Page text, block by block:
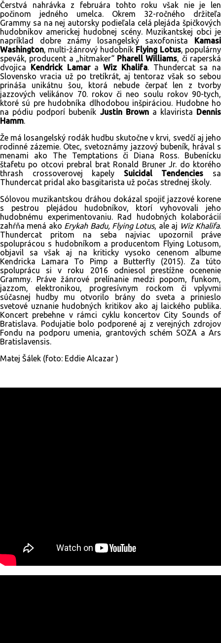
Čerstvá nahrávka z februára tohto roku však nie je len
počinom jedného umelca. Okrem 32-ročného držiteľa
Grammy sa na nej autorsky podieľala celá plejáda špičkových
hudobníkov americkej hudobnej scény. Muzikantskej obci je
napríklad dobre známy losangelský saxofonista
Kamasi
Washington, multi-žánrový hudobník Flying Lotus, populárny
spevák, producent a „hitmaker“ Pharell Williams, či raperská
dvojica
Kendrick Lamara Wiz Khalifa. Thundercat sa na
Slovensko vracia už po tretíkrát, aj tentoraz však so sebou
prináša unikátnu šou, ktorá nebude čerpať len z tvorby
jazzových velikánov 70. rokov či neo soulu rokov 90-tych,
ktoré sú pre hudobníka dlhodobou inšpiráciou. Hudobne ho
na pódiu podporí bubeník Justin Browna klavirista
Dennis
Hamm.
Že má losangelský rodák hudbu skutočne v krvi, svedčí aj jeho
rodinné zázemie. Otec, svetoznámy jazzový bubeník, hrával s
menami ako The Temptations či Diana Ross. Bubenícku
štafetu po otcovi prebral brat Ronald Bruner Jr. do ktorého
thrash crossoverovej kapely Suicidal Tendencies sa
Thundercat pridal ako basgitarista už počas strednej školy.
Sólovou muzikantskou dráhou dokázal spojiť jazzové korene
s pestrou plejádou hudobníkov, ktorí vyhovovali jeho
hudobnému experimentovaniu. Rad hudobných kolaborácií
zahŕňa mená ako Erykah Badu, Flying Lotus, ale aj Wiz Khalifa.
Thundercat pritom na seba najviac upozornil práve
spoluprácou s hudobníkom a producentom Flying Lotusom,
objavil sa však aj na kriticky vysoko cenenom albume
Kendricka Lamara To Pimp a Butterfly (2015). Za túto
spoluprácu si v roku 2016 odniesol prestížne ocenenie
Grammy. Práve žánrové prelínanie medzi popom, funkom,
jazzom, elektronikou, progresívnym rockom či vplyvmi
súčasnej hudby mu otvorilo brány do sveta a prinieslo
svetové uznanie hudobných kritikov ako aj laického publika.
Koncert prebehne v rámci cyklu koncertov City Sounds of
Bratislava. Podujatie bolo podporené aj z verejných zdrojov
Fondu na podporu umenia, grantových schém SOZA a Ars
Bratislavensis.
Matej Šálek (foto: Eddie Alcazar )